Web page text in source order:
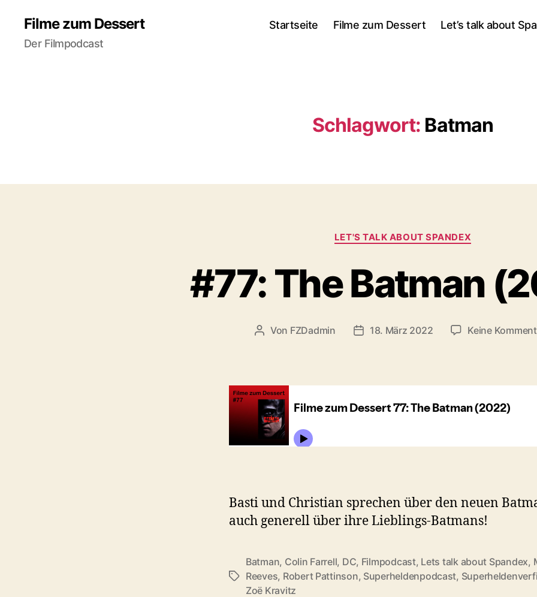
Filme zum Dessert
Der Filmpodcast
Startseite Filme zum Dessert Let’s talk about
Schlagwort: Batman
Kategorien
LET'S TALK ABOUT SPANDEX
#77: The Batman
Beitragsautor
Von FZDadmin Veröffentlichungsdatum
18. März 2022 Keine
Basti und Christian sprechen über den neuen
auch generell über ihre Lieblings-Batmans!
Schlagwörter
Batman, Colin Farrell, DC, Filmpodcast, Lets talk about Spandex,
Reeves, Robert Pattinson, Superheldenpodcast,
Zoë Kravitz